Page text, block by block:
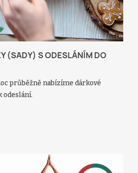
(SADY) S ODESLÁNÍM DO
průběžně nabízíme dárkové
odeslání.